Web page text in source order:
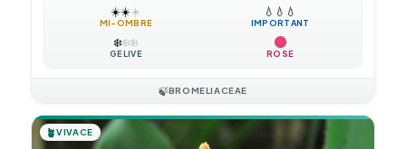
☀️☀️☀️
MI-OMBRE
💧 💧 💧
IMPORTANT
❄️❄️❄️
GÉLIVE ROSE
🍃BROMELIACEAE
🪴VIVACE